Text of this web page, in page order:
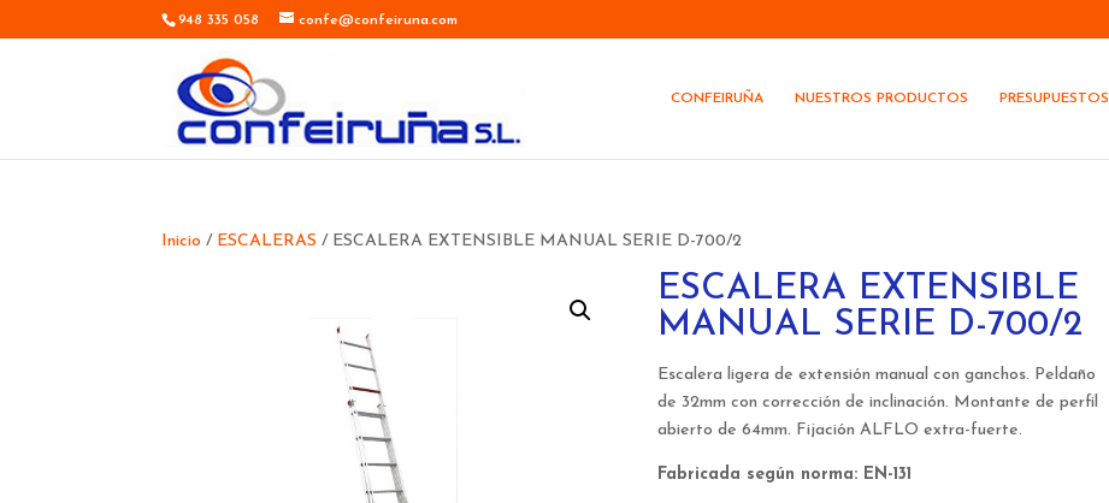
948 335 058 confe@confeiruna.com
CONFEIRUÑA NUESTROS PRODUCTOS PRESUPUESTOS
Inicio / ESCALERAS / ESCALERA EXTENSIBLE MANUAL SERIE D-700/2
ESCALERA EXTENSIBLE
MANUAL SERIE D-700/2
Escalera ligera de extensión manual con ganchos. Peldaño
de 32mm con corrección de inclinación. Montante de perfil
abierto de 64mm. Fijación ALFLO extra-fuerte.
Fabricada según norma: EN-131